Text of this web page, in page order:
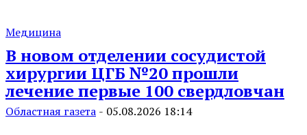
Медицина
В новом отделении сосудистой
хирургии ЦГБ №20 прошли
лечение первые 100 свердловчан
Областная газета - 05.08.2026 18:14